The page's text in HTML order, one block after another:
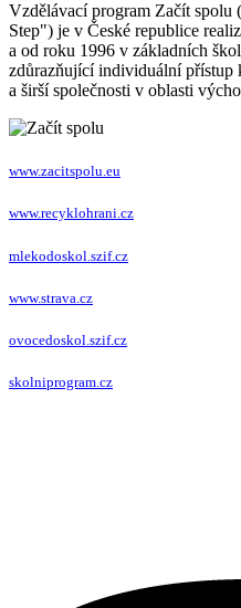
Vzdělávací program Začít spolu
Step") je v České republice
a od roku 1996 v základních
zdůrazňující individuální přístup
a širší společnosti v oblasti
www.zacitspolu.eu
www.recyklohrani.cz
mlekodoskol.szif.cz
www.strava.cz
ovocedoskol.szif.cz
skolniprogram.cz